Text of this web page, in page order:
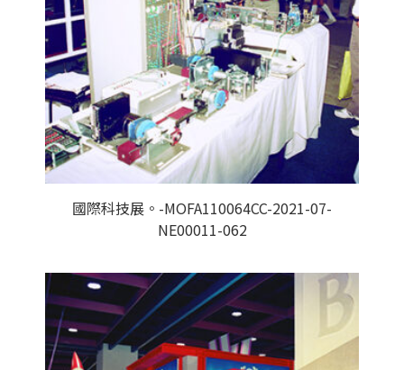
國際科技展。-MOFA110064CC-2021-07-
NE00011-062